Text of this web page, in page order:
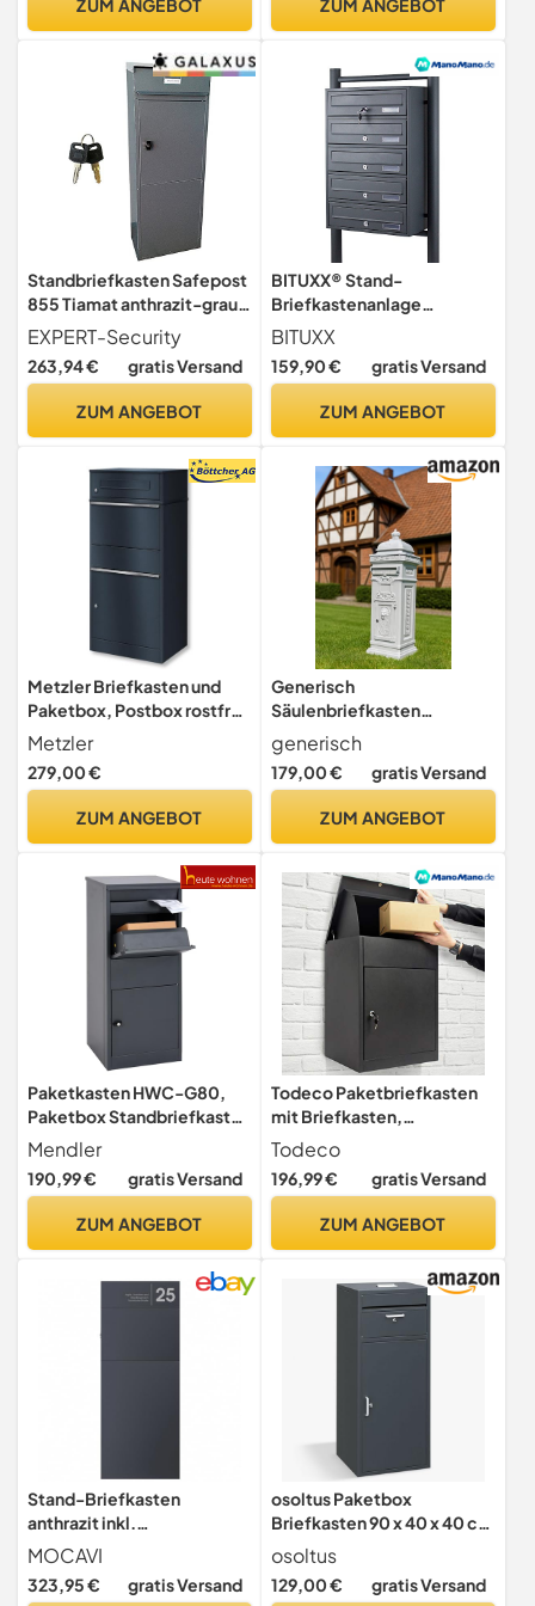
Postkasten
Code-Schloss,
für Veranda/Garten
Standbriefkasten Safepost
855 Tiamat anthrazit-grau
(RAL 7016) großer
Briefkasten mit
Edelstahldach
EXPERT-Security
263,94 € gratis Versand
ZUM ANGEBOT
BITUXX® Stand-
Briefkastenanlage
Postkasten Letterbox
Mailbox mit 5 Fächer
Dunkelgrau Anthrazit
BITUXX
159,90 € gratis Versand
ZUM ANGEBOT
Metzler Briefkasten und
Paketbox, Postbox rostfrei
und massiv,
Paketbriefkasten XXL,
Standbriefkasten modern,
matt, mit Zylinderschloss,
Metzler
279,00 €
ZUM ANGEBOT
Generisch
Säulenbriefkasten
Standbriefkasten
Briefkasten Post Brief
Mailbox Letter Aluminium
freistehend 102 cm x 36 cm
generisch
179,00 € gratis Versand
ZUM ANGEBOT
Paketkasten HWC-G80,
Paketbox Standbriefkasten
Briefkasten Größe L -
verzinkt anthrazit
Mendler
190,99 € gratis Versand
ZUM ANGEBOT
Todeco Paketbriefkasten
mit Briefkasten,
Abschließbare Paket
Postkasten mit
Rückholsperre,
Wandbriefkasten, Box
Apartment Schule Büro,
58x44.5x35cm
Todeco
196,99 € gratis Versand
ZUM ANGEBOT
Stand-Briefkasten
anthrazit inkl.
Personalisierung MOCAVI
SBox 315 Postkasten
freistehend groß XXL
MOCAVI
323,95 € gratis Versand
osoltus Paketbox
Briefkasten 90 x 40 x 40 cm
stahlverzinkt und lackiert
anthrazit |
Standbriefkasten
osoltus
129,00 € gratis Versand